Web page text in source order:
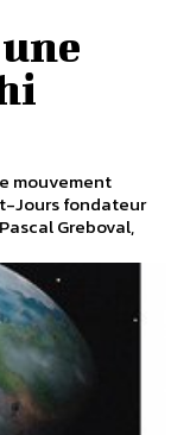
mouvement
Jours fondateur
Greboval,